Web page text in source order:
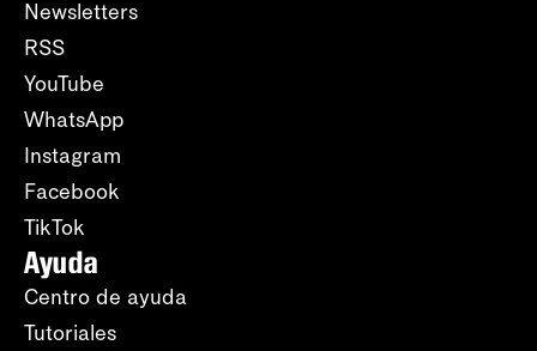
Newsletters
RSS
YouTube
WhatsApp
Instagram
Facebook
TikTok
Ayuda
Centro de ayuda
Tutoriales